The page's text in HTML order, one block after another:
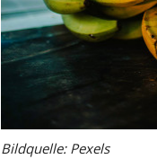
Bildquelle: Pexels